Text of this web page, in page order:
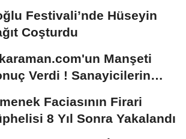
Festivali’nde Hüseyin
Coşturdu
Manşeti
Verdi ! Sanayicilerin
Faciasının Firari
8 Yıl Sonra Yakalandı